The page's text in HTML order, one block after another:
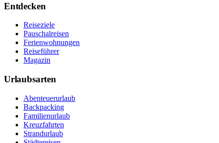
Entdecken
Reiseziele
Pauschalreisen
Ferienwohnungen
Reiseführer
Magazin
Urlaubsarten
Abenteuerurlaub
Backpacking
Familienurlaub
Kreuzfahrten
Strandurlaub